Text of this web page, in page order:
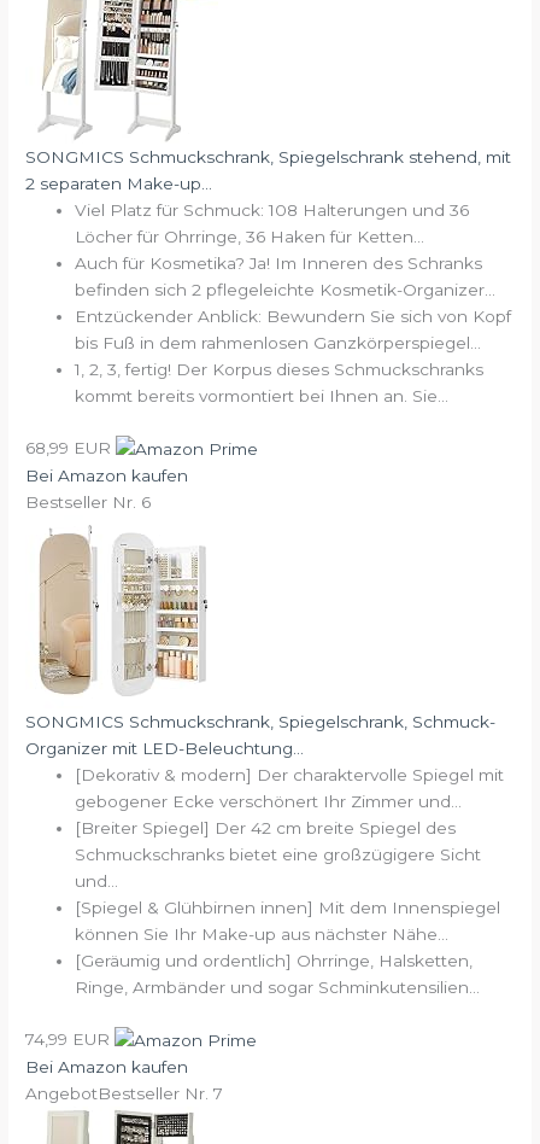
SONGMICS Schmuckschrank, Spiegelschrank stehend, mit
2 separaten Make-up...
Viel Platz für Schmuck: 108 Halterungen und 36
Löcher für Ohrringe, 36 Haken für Ketten...
Auch für Kosmetika? Ja! Im Inneren des Schranks
befinden sich 2 pflegeleichte Kosmetik-Organizer...
Entzückender Anblick: Bewundern Sie sich von Kopf
bis Fuß in dem rahmenlosen Ganzkörperspiegel...
1, 2, 3, fertig! Der Korpus dieses Schmuckschranks
kommt bereits vormontiert bei Ihnen an. Sie...
68,99 EUR
Bei Amazon kaufen
Bestseller Nr. 6
SONGMICS Schmuckschrank, Spiegelschrank, Schmuck-
Organizer mit LED-Beleuchtung...
[Dekorativ & modern] Der charaktervolle Spiegel mit
gebogener Ecke verschönert Ihr Zimmer und...
[Breiter Spiegel] Der 42 cm breite Spiegel des
Schmuckschranks bietet eine großzügigere Sicht
und...
[Spiegel & Glühbirnen innen] Mit dem Innenspiegel
können Sie Ihr Make-up aus nächster Nähe...
[Geräumig und ordentlich] Ohrringe, Halsketten,
Ringe, Armbänder und sogar Schminkutensilien...
74,99 EUR
Bei Amazon kaufen
AngebotBestseller Nr. 7